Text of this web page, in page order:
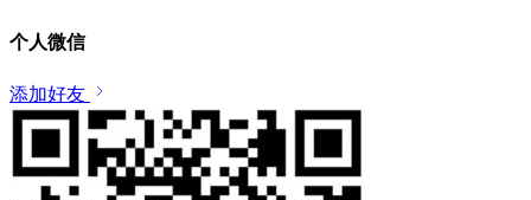
个人微信
添加好友